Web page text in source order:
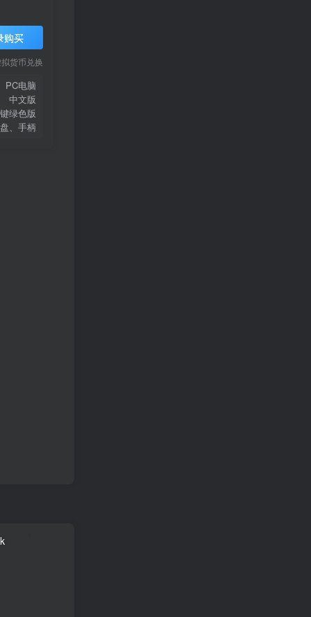
购买
货币兑换
PC电脑
中文版
绿色版
、手柄